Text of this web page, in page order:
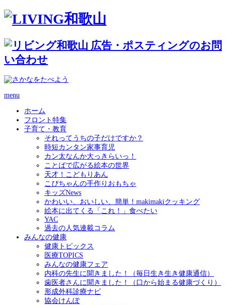
menu
ホーム
フロント特集
子育て・教育
それってうちの子だけですか？
時短カンタン家事育児
カン太なんか大っきらいっ！
ことばで広がる絵本の世界
天才！こどもりあん
こぴちゃんの手作りおもちゃ
キッズNews
かわいい、おいしい、簡単！makimakiクッキング
絵本に出てくる「これ！」食べたい
YAC
過去の人気連載コラム
みんなの健康
健康トピックス
医療TOPICS
みんなの健康フェア
内科の先生に聞きました！（毎日生き生き健康通信）
歯医者さんに聞きました！（口から始まる健康づくり）
形成外科診療ナビ
協会けんぽ